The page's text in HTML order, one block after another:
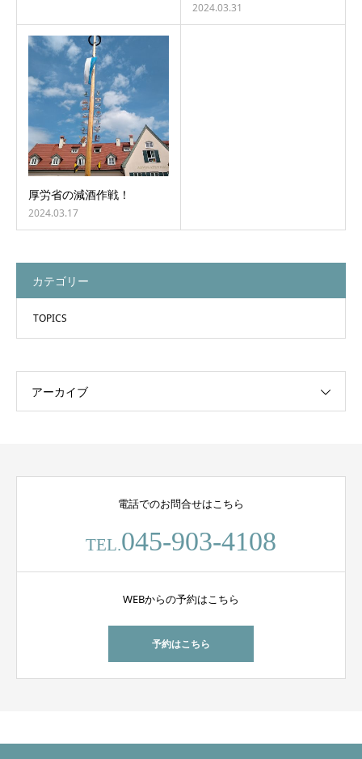
2024.03.31
厚労省の減酒作戦！
2024.03.17
カテゴリー
TOPICS
アーカイブ
電話でのお問合せはこちら
TEL.045-903-4108
WEBからの予約はこちら
予約はこちら